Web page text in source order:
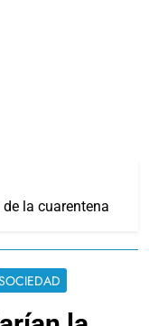
la cuarentena